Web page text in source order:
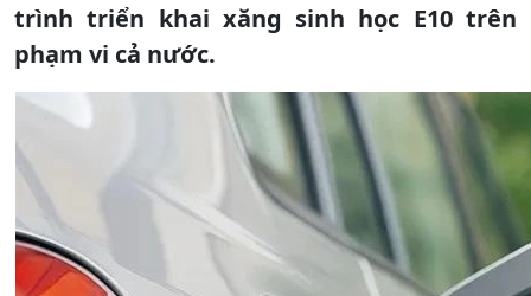
trình triển khai xăng sinh học E10 trên
phạm vi cả nước.